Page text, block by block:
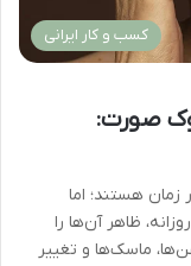
کسب و کار ایرانی
صورت:
هستند؛ اما
ظاهر آن‌ها را
ماسک‌ها و تغییر